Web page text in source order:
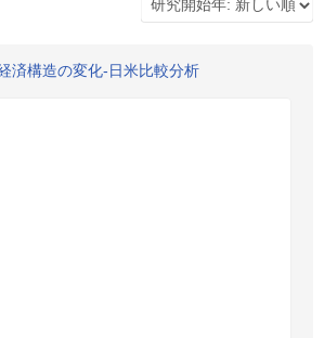
済構造の変化-日米比較分析